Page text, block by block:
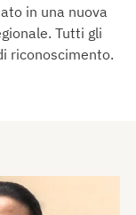
in una nuova
Tutti gli
riconoscimento.